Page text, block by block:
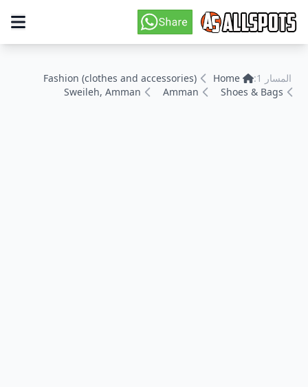
المسار 1: Home
Fashion (clothes and accessories)
Shoes & Bags
Amman
Sweileh, Amman